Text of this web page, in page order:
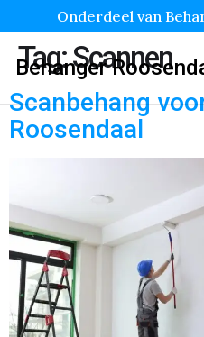
Onderdeel van
Behanger
Tag:Scannen
Scanbehang
Roosendaal